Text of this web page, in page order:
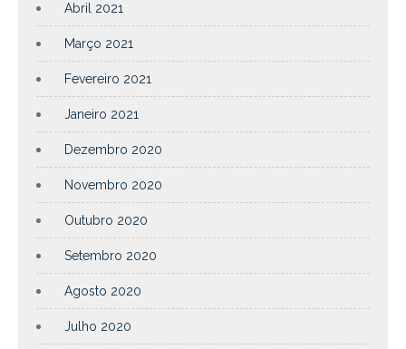
Abril 2021
Março 2021
Fevereiro 2021
Janeiro 2021
Dezembro 2020
Novembro 2020
Outubro 2020
Setembro 2020
Agosto 2020
Julho 2020